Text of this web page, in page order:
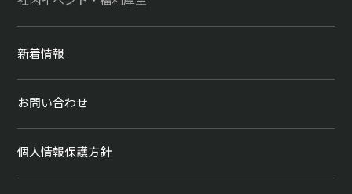
新着情報
お問い合わせ
個人情報保護方針